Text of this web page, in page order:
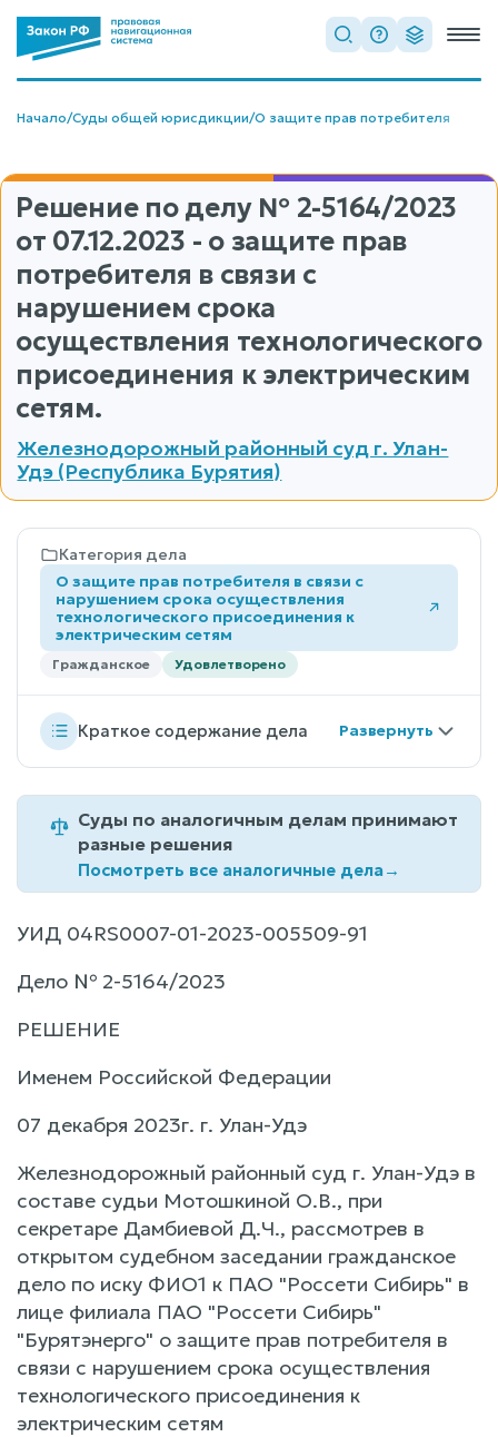
Начало/Суды общей юрисдикции/О защите прав потребителя
Решение по делу № 2-5164/2023
от 07.12.2023 - о защите прав
потребителя в связи с
нарушением срока
осуществления технологического
присоединения к электрическим
сетям.
Железнодорожный районный суд г. Улан-
Удэ (Республика Бурятия)
Категория дела
О защите прав потребителя в связи с
нарушением срока осуществления
технологического присоединения к
электрическим сетям
Гражданское Удовлетворено
Краткое содержание дела
Суды по аналогичным делам принимают
разные решения
Посмотреть все аналогичные дела→
УИД 04RS0007-01-2023-005509-91
Дело № 2-5164/2023
РЕШЕНИЕ
Именем Российской Федерации
07 декабря 2023г. г. Улан-Удэ
Железнодорожный районный суд г. Улан-Удэ в
составе судьи Мотошкиной О.В., при
секретаре Дамбиевой Д.Ч., рассмотрев в
открытом судебном заседании гражданское
дело по иску ФИО1 к ПАО "Россети Сибирь" в
лице филиала ПАО "Россети Сибирь"
"Бурятэнерго" о защите прав потребителя в
связи с нарушением срока осуществления
технологического присоединения к
электрическим сетям